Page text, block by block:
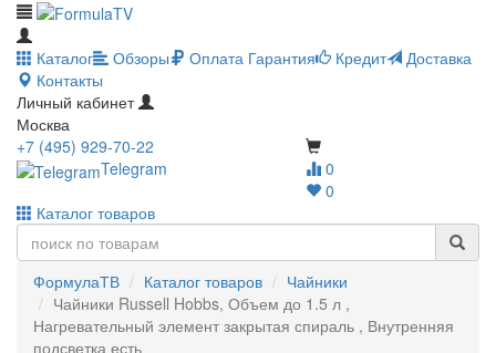
Каталог Обзоры Оплата Гарантия Кредит
Доставка
Контакты
Личный кабинет
Москва
0
0
+7 (495) 929-70-22
Telegram
Каталог товаров
ФормулаТВ Каталог товаров
Чайники
Чайники Russell Hobbs, Объем до 1.5 л ,
Нагревательный элемент закрытая спираль , Внутренняя
подсветка есть